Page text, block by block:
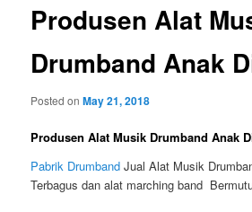
Produsen Alat
Drumband Anak
Posted onMay 21, 2018
Produsen Alat Musik Drumband Anak
Pabrik Drumband Jual Alat Musik
Terbagus dan alat marching band